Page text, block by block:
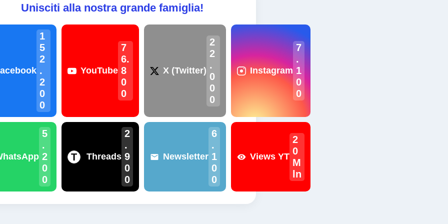
Unisciti alla nostra grande famiglia!
1
5
2
.
2
0
0
YouTube
7
6.
8
0
0
X (Twitter)
2
2
.
0
0
0
Instagram
7
.
1
0
0
5
.
2
0
0
T Threads
2
.
9
0
0
Newsletter
6
.
1
0
0
Views YT
2
0
M
ln